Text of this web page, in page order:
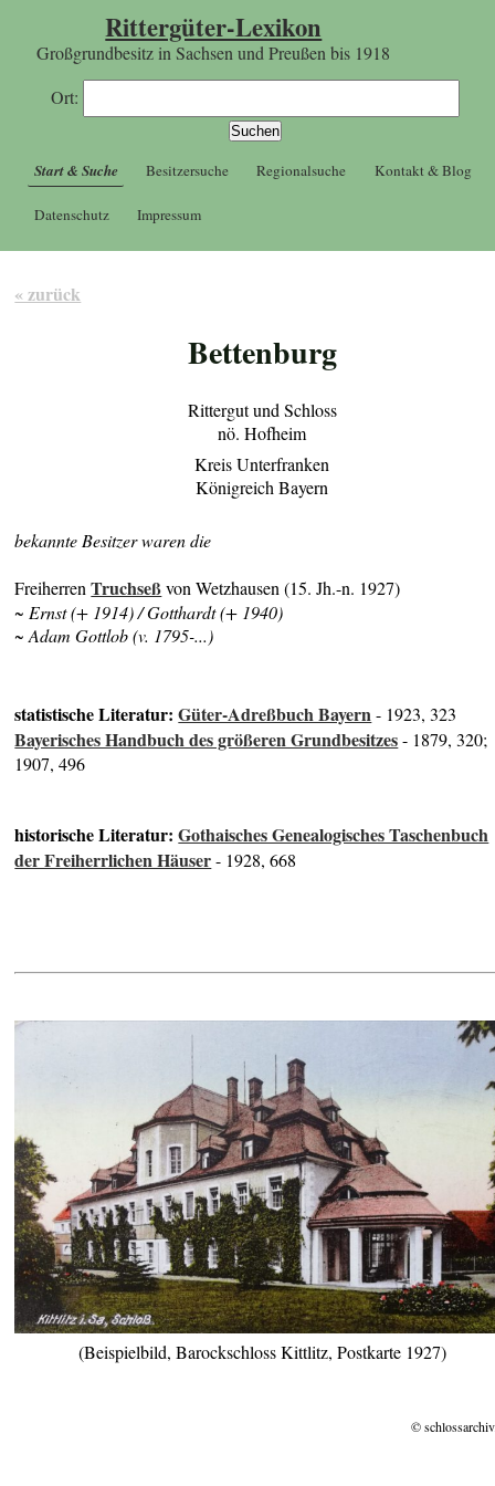
Rittergüter-Lexikon
Großgrundbesitz in Sachsen und Preußen bis 1918
Ort:
Start & Suche Besitzersuche Regionalsuche Kontakt & Blog
Datenschutz Impressum
« zurück
Bettenburg
Rittergut und Schloss
nö. Hofheim
Kreis Unterfranken
Königreich Bayern
bekannte Besitzer waren die
FreiherrenTruchseßvon Wetzhausen (15. Jh.-n. 1927)
~ Ernst (+ 1914) / Gotthardt (+ 1940)
~ Adam Gottlob (v. 1795-...)
statistische Literatur:Güter-Adreßbuch Bayern- 1923, 323
Bayerisches Handbuch des größeren Grundbesitzes- 1879, 320;
1907, 496
historische Literatur:Gothaisches Genealogisches Taschenbuch
der Freiherrlichen Häuser- 1928, 668
(Beispielbild, Barockschloss Kittlitz, Postkarte 1927)
©